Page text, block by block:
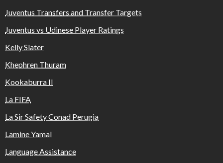
Juventus Transfers and Transfer Targets
Juventus vs Udinese Player Ratings
Kelly Slater
Khephren Thuram
Kookaburra II
La FIFA
La Sir Safety Conad Perugia
Lamine Yamal
Language Assistance